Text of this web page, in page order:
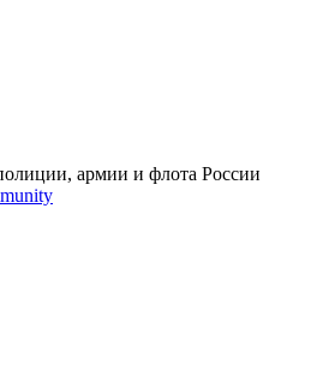
армии и флота России